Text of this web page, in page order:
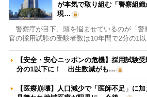
が本気で取り組む「警察組
現…
警察庁が目下、頭を悩ませているのが「警
官の採用試験の受験者数は10年間で2分の1以
【安全・安心ニッポンの危機】採用試験
分の1以下に！ 出生数減がも…
【医療崩壊】人口減少で「医師不足」に